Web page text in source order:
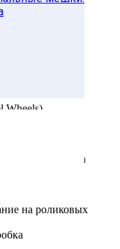
из жесткого
Wheels)
клипса, липучка
на роликовых